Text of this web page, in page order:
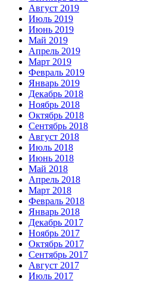
Август 2019
Июль 2019
Июнь 2019
Май 2019
Апрель 2019
Март 2019
Февраль 2019
Январь 2019
Декабрь 2018
Ноябрь 2018
Октябрь 2018
Сентябрь 2018
Август 2018
Июль 2018
Июнь 2018
Май 2018
Апрель 2018
Март 2018
Февраль 2018
Январь 2018
Декабрь 2017
Ноябрь 2017
Октябрь 2017
Сентябрь 2017
Август 2017
Июль 2017